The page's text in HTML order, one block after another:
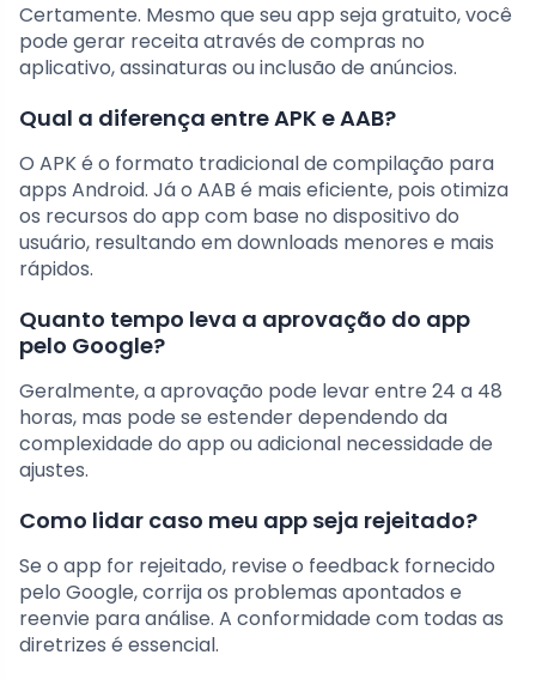
Certamente. Mesmo que seu app seja gratuito, você
pode gerar receita através de compras no
aplicativo, assinaturas ou inclusão de anúncios.
Qual a diferença entre APK e AAB?
O APK é o formato tradicional de compilação para
apps Android. Já o AAB é mais eficiente, pois otimiza
os recursos do app com base no dispositivo do
usuário, resultando em downloads menores e mais
rápidos.
Quanto tempo leva a aprovação do app
pelo Google?
Geralmente, a aprovação pode levar entre 24 a 48
horas, mas pode se estender dependendo da
complexidade do app ou adicional necessidade de
ajustes.
Como lidar caso meu app seja rejeitado?
Se o app for rejeitado, revise o feedback fornecido
pelo Google, corrija os problemas apontados e
reenvie para análise. A conformidade com todas as
diretrizes é essencial.